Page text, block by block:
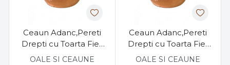
Ceaun Adanc,Pereti
Drepti cu Toarta Fier
Forjat, 22,5 Litri
OALE SI CEAUNE
Ceaun Adanc,Pereti
Drepti cu Toarta Fier
Forjat, 8 Litri
OALE SI CEAUNE